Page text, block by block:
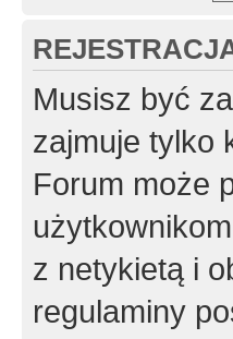
Musisz być
zajmuje tylko
Forum może
z netykietą i
regulaminy